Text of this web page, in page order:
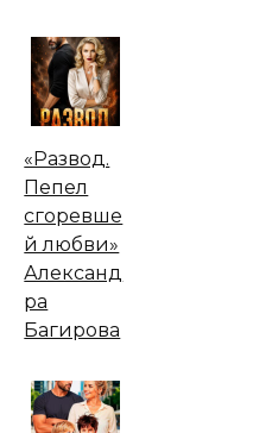
«Развод.
Пепел
сгоревше
й любви»
Александ
ра
Багирова